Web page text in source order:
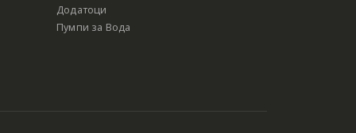
Додатоци
Пумпи за Вода